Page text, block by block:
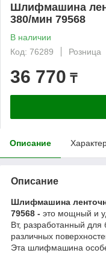
Шлифмашина
380/мин 79568
В наличии
Код: 76289
Розница
36 770 ₸
Описание
Описание
Шлифмашина
79568 - это мощный и
Вт, разработанный для
различных
Эта шлифмашина